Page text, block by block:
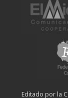
Editado por la